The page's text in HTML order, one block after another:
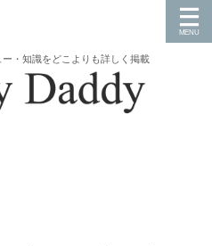
・知識をどこよりも詳しく掲載